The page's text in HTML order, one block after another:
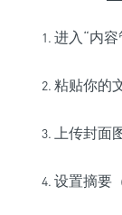
进入“内
粘贴你的
上传封面
设置摘要